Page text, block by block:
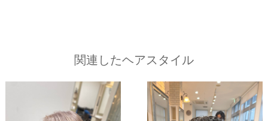
関連したヘアスタイル